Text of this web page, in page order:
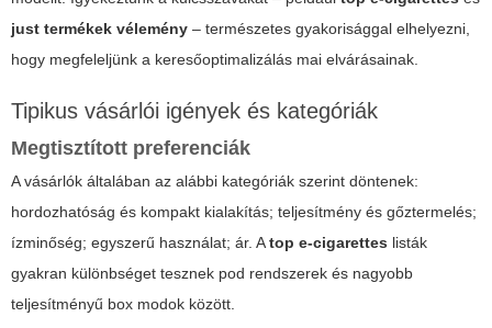
just termékek vélemény – természetes gyakorisággal elhelyezni,
hogy megfeleljünk a keresőoptimalizálás mai elvárásainak.
Tipikus vásárlói igények és kategóriák
Megtisztított preferenciák
A vásárlók általában az alábbi kategóriák szerint döntenek:
hordozhatóság és kompakt kialakítás; teljesítmény és gőztermelés;
ízminőség; egyszerű használat; ár. Atop e-cigarettes listák
gyakran különbséget tesznek pod rendszerek és nagyobb
teljesítményű box modok között.